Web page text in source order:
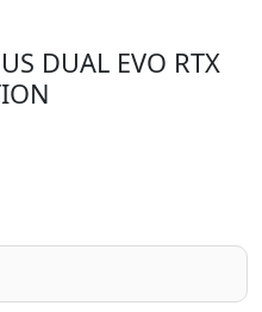
DUAL EVO RTX